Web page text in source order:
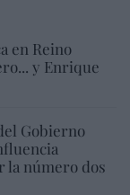
en Reino
y Enrique
Gobierno
la número dos